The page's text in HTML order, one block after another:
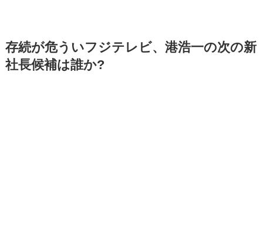
存続が危ういフジテレビ、港浩一の次の新
社長候補は誰か?